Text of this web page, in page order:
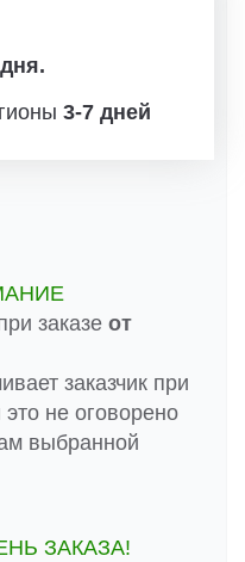
3-7 дней
заказе от
заказчик при
не оговорено
выбранной
ЗАКАЗА!